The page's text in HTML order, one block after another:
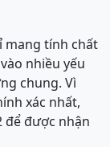
mang tính chất
nhiều yếu
chung. Vì
xác nhất,
để được nhận